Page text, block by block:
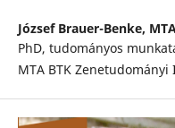
József Brauer-Benke,
PhD, tudományos
MTA BTK Zenetudományi